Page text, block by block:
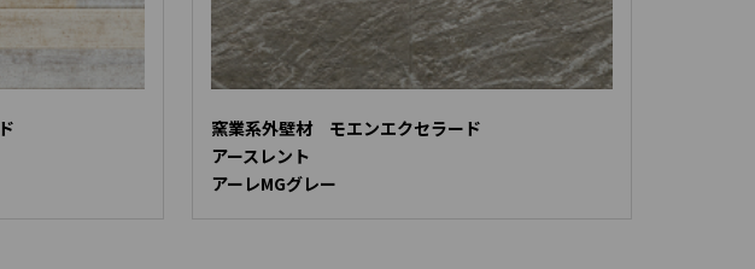
窯業系外壁材 モエンエクセラード
アースレント
アーレMGグレー